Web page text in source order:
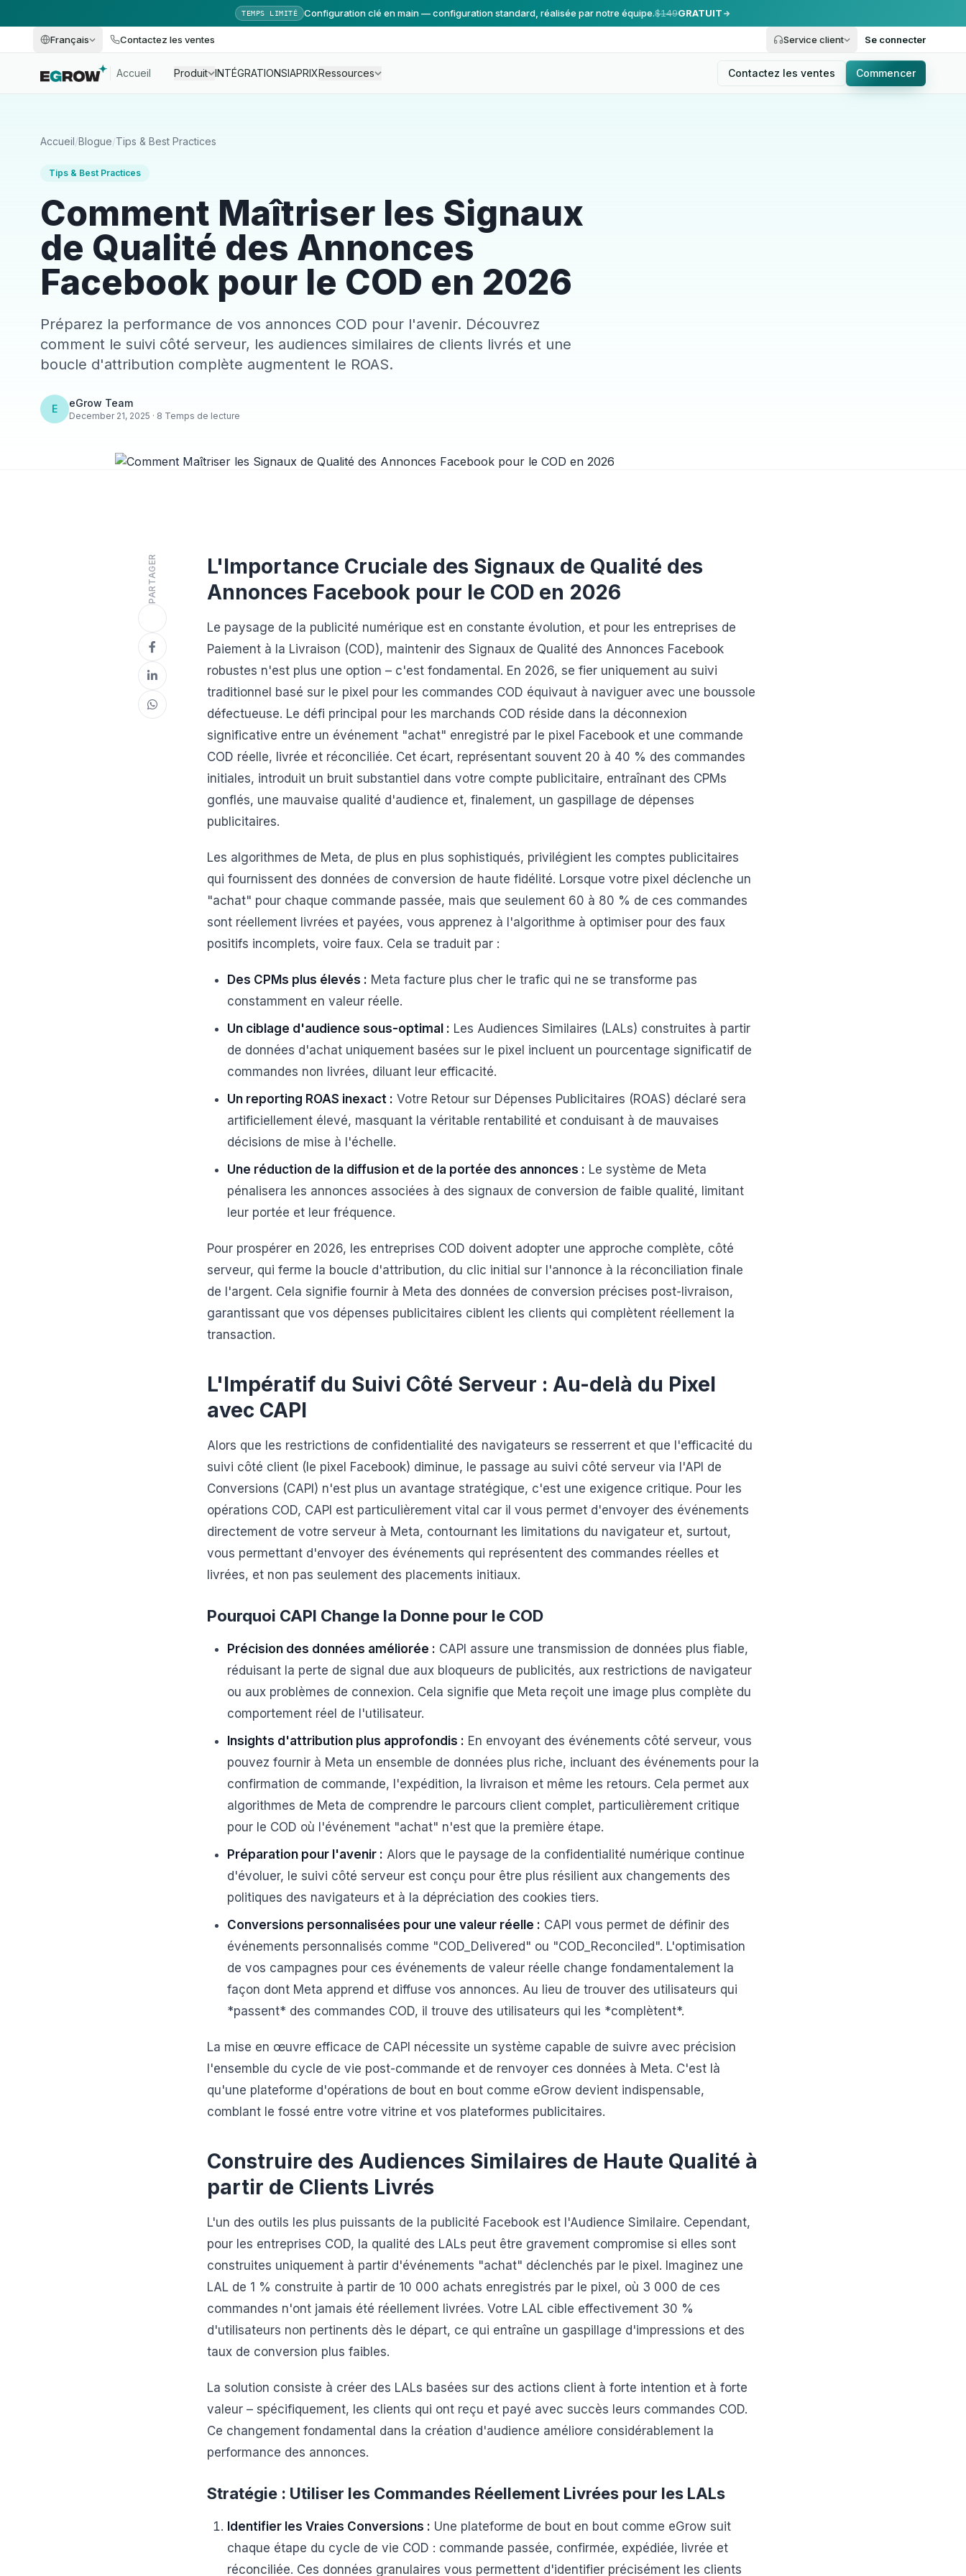
TEMPS LIMITÉ Configuration clé en main — configuration standard, réalisée par notre équipe.$149GRATUIT
Français Contactez les ventes Service client Se connecter
Accueil Produit INTÉGRATIONSIAPRIXRessources Contactez les ventes Commencer
Accueil/Blogue/Tips & Best Practices
Tips & Best Practices
Comment Maîtriser les Signaux
de Qualité des Annonces
Facebook pour le COD en 2026
Préparez la performance de vos annonces COD pour l'avenir. Découvrez
comment le suivi côté serveur, les audiences similaires de clients livrés et une
boucle d'attribution complète augmentent le ROAS.
E eGrow Team
December 21, 2025 · 8 Temps de lecture
PARTAGER
L'Importance Cruciale des Signaux de Qualité des
Annonces Facebook pour le COD en 2026
Le paysage de la publicité numérique est en constante évolution, et pour les entreprises de
Paiement à la Livraison (COD), maintenir des Signaux de Qualité des Annonces Facebook
robustes n'est plus une option – c'est fondamental. En 2026, se fier uniquement au suivi
traditionnel basé sur le pixel pour les commandes COD équivaut à naviguer avec une boussole
défectueuse. Le défi principal pour les marchands COD réside dans la déconnexion
significative entre un événement "achat" enregistré par le pixel Facebook et une commande
COD réelle, livrée et réconciliée. Cet écart, représentant souvent 20 à 40 % des commandes
initiales, introduit un bruit substantiel dans votre compte publicitaire, entraînant des CPMs
gonflés, une mauvaise qualité d'audience et, finalement, un gaspillage de dépenses
publicitaires.
Les algorithmes de Meta, de plus en plus sophistiqués, privilégient les comptes publicitaires
qui fournissent des données de conversion de haute fidélité. Lorsque votre pixel déclenche un
"achat" pour chaque commande passée, mais que seulement 60 à 80 % de ces commandes
sont réellement livrées et payées, vous apprenez à l'algorithme à optimiser pour des faux
positifs incomplets, voire faux. Cela se traduit par :
Des CPMs plus élevés : Meta facture plus cher le trafic qui ne se transforme pas
constamment en valeur réelle.
Un ciblage d'audience sous-optimal : Les Audiences Similaires (LALs) construites à partir
de données d'achat uniquement basées sur le pixel incluent un pourcentage significatif de
commandes non livrées, diluant leur efficacité.
Un reporting ROAS inexact : Votre Retour sur Dépenses Publicitaires (ROAS) déclaré sera
artificiellement élevé, masquant la véritable rentabilité et conduisant à de mauvaises
décisions de mise à l'échelle.
Une réduction de la diffusion et de la portée des annonces : Le système de Meta
pénalisera les annonces associées à des signaux de conversion de faible qualité, limitant
leur portée et leur fréquence.
Pour prospérer en 2026, les entreprises COD doivent adopter une approche complète, côté
serveur, qui ferme la boucle d'attribution, du clic initial sur l'annonce à la réconciliation finale
de l'argent. Cela signifie fournir à Meta des données de conversion précises post-livraison,
garantissant que vos dépenses publicitaires ciblent les clients qui complètent réellement la
transaction.
L'Impératif du Suivi Côté Serveur : Au-delà du Pixel
avec CAPI
Alors que les restrictions de confidentialité des navigateurs se resserrent et que l'efficacité du
suivi côté client (le pixel Facebook) diminue, le passage au suivi côté serveur via l'API de
Conversions (CAPI) n'est plus un avantage stratégique, c'est une exigence critique. Pour les
opérations COD, CAPI est particulièrement vital car il vous permet d'envoyer des événements
directement de votre serveur à Meta, contournant les limitations du navigateur et, surtout,
vous permettant d'envoyer des événements qui représentent des commandes réelles et
livrées, et non pas seulement des placements initiaux.
Pourquoi CAPI Change la Donne pour le COD
Précision des données améliorée : CAPI assure une transmission de données plus fiable,
réduisant la perte de signal due aux bloqueurs de publicités, aux restrictions de navigateur
ou aux problèmes de connexion. Cela signifie que Meta reçoit une image plus complète du
comportement réel de l'utilisateur.
Insights d'attribution plus approfondis : En envoyant des événements côté serveur, vous
pouvez fournir à Meta un ensemble de données plus riche, incluant des événements pour la
confirmation de commande, l'expédition, la livraison et même les retours. Cela permet aux
algorithmes de Meta de comprendre le parcours client complet, particulièrement critique
pour le COD où l'événement "achat" n'est que la première étape.
Préparation pour l'avenir : Alors que le paysage de la confidentialité numérique continue
d'évoluer, le suivi côté serveur est conçu pour être plus résilient aux changements des
politiques des navigateurs et à la dépréciation des cookies tiers.
Conversions personnalisées pour une valeur réelle : CAPI vous permet de définir des
événements personnalisés comme "COD_Delivered" ou "COD_Reconciled". L'optimisation
de vos campagnes pour ces événements de valeur réelle change fondamentalement la
façon dont Meta apprend et diffuse vos annonces. Au lieu de trouver des utilisateurs qui
*passent* des commandes COD, il trouve des utilisateurs qui les *complètent*.
La mise en œuvre efficace de CAPI nécessite un système capable de suivre avec précision
l'ensemble du cycle de vie post-commande et de renvoyer ces données à Meta. C'est là
qu'une plateforme d'opérations de bout en bout comme eGrow devient indispensable,
comblant le fossé entre votre vitrine et vos plateformes publicitaires.
Construire des Audiences Similaires de Haute Qualité à
partir de Clients Livrés
L'un des outils les plus puissants de la publicité Facebook est l'Audience Similaire. Cependant,
pour les entreprises COD, la qualité des LALs peut être gravement compromise si elles sont
construites uniquement à partir d'événements "achat" déclenchés par le pixel. Imaginez une
LAL de 1 % construite à partir de 10 000 achats enregistrés par le pixel, où 3 000 de ces
commandes n'ont jamais été réellement livrées. Votre LAL cible effectivement 30 %
d'utilisateurs non pertinents dès le départ, ce qui entraîne un gaspillage d'impressions et des
taux de conversion plus faibles.
La solution consiste à créer des LALs basées sur des actions client à forte intention et à forte
valeur – spécifiquement, les clients qui ont reçu et payé avec succès leurs commandes COD.
Ce changement fondamental dans la création d'audience améliore considérablement la
performance des annonces.
Stratégie : Utiliser les Commandes Réellement Livrées pour les LALs
Identifier les Vraies Conversions : Une plateforme de bout en bout comme eGrow suit
chaque étape du cycle de vie COD : commande passée, confirmée, expédiée, livrée et
réconciliée. Ces données granulaires vous permettent d'identifier précisément les clients